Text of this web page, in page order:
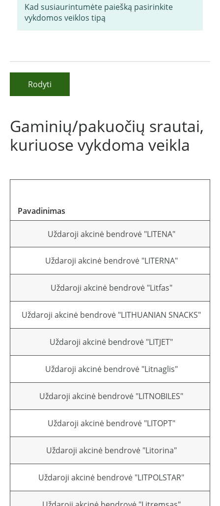
Kad susiaurintumėte paiešką pasirinkite
vykdomos veiklos tipą
Rodyti
Gaminių/pakuočių srautai,
kuriuose vykdoma veikla
Pavadinimas
Uždaroji akcinė bendrovė "LITENA"
Uždaroji akcinė bendrovė "LITERNA"
Uždaroji akcinė bendrovė "Litfas"
Uždaroji akcinė bendrovė "LITHUANIAN SNACKS"
Uždaroji akcinė bendrovė "LITJET"
Uždaroji akcinė bendrovė "Litnaglis"
Uždaroji akcinė bendrovė "LITNOBILES"
Uždaroji akcinė bendrovė "LITOPT"
Uždaroji akcinė bendrovė "Litorina"
Uždaroji akcinė bendrovė "LITPOLSTAR"